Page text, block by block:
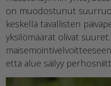
on muodostunut
keskellä tavallisten
yksilömäärät olivat
että alue säilyy